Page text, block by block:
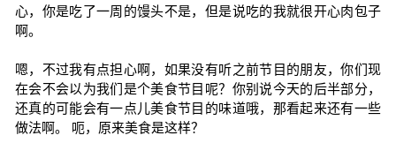
心，你是吃了一周的馒头不是，但是说吃的我就很开心肉包子
啊。
嗯，不过我有点担心啊，如果没有听之前节目的朋友，你们现
在会不会以为我们是个美食节目呢？你别说今天的后半部分，
还真的可能会有一点儿美食节目的味道哦，那看起来还有一些
做法啊。 呃，原来美食是这样？